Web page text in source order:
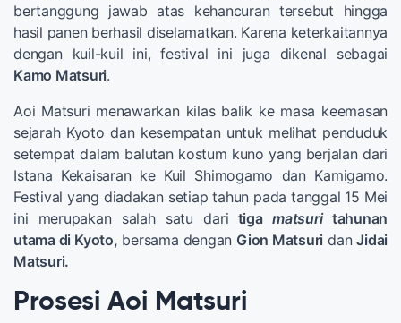
bertanggung jawab atas kehancuran tersebut hingga
hasil panen berhasil diselamatkan. Karena keterkaitannya
dengan kuil-kuil ini, festival ini juga dikenal sebagai
Kamo Matsuri.
Aoi Matsuri menawarkan kilas balik ke masa keemasan
sejarah Kyoto dan kesempatan untuk melihat penduduk
setempat dalam balutan kostum kuno yang berjalan dari
Istana Kekaisaran ke Kuil Shimogamo dan Kamigamo.
Festival yang diadakan setiap tahun pada tanggal 15 Mei
ini merupakan salah satu dari tigamatsuri tahunan
utama di Kyoto, bersama dengan Gion Matsuri danJidai
Matsuri.
Prosesi Aoi Matsuri